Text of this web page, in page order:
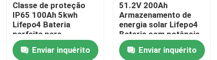
Controle de Qualidade
Fale Conosco
Classe de proteção
IP65 100Ah 5kwh
Lifepo4 Bateria
perfeita para
armazenamento de
energia Bateria ESS
Enviar inquérito
51.2V 200Ah
Armazenamento de
energia solar Lifepo4
Bateria com potência
nominal 10,24KWh
95%DODEnviar inquérito